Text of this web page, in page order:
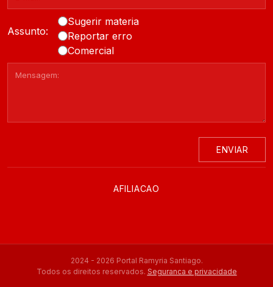
Assunto:
Sugerir materia
Reportar erro
Comercial
ENVIAR
AFILIACAO
2024 - 2026 Portal Ramyria Santiago.
Todos os direitos reservados. Seguranca e privacidade